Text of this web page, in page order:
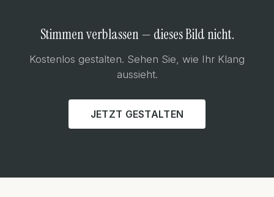
Stimmen verblassen — dieses Bild nicht.
Kostenlos gestalten. Sehen Sie, wie Ihr Klang
aussieht.
JETZT GESTALTEN